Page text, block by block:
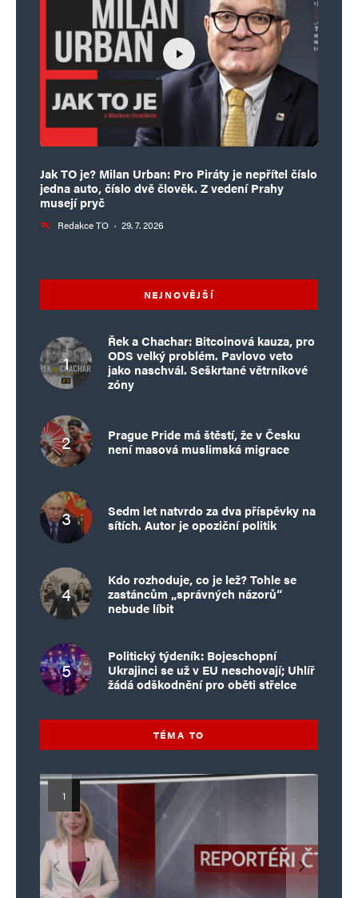
Jak TO je? Milan Urban: Pro Piráty je nepřítel číslo
jedna auto, číslo dvě člověk. Z vedení Prahy
musejí pryč
Redakce TO · 29. 7. 2026
NEJNOVĚJŠÍ
Řek a Chachar: Bitcoinová kauza, pro
ODS velký problém. Pavlovo veto
jako naschvál. Seškrtané větrníkové
zóny
Prague Pride má štěstí, že v Česku
není masová muslimská migrace
Sedm let natvrdo za dva příspěvky na
sítích. Autor je opoziční politik
Kdo rozhoduje, co je lež? Tohle se
zastáncům „správných názorů“
nebude líbit
Politický týdeník: Bojeschopní
Ukrajinci se už v EU neschovají; Uhlíř
žádá odškodnění pro oběti střelce
TÉMA TO
Islamistický teror v EU, 6. díl:
Brutální poprava 85letého
katolického kněze Jacquese
Islamistický teror v EU, 5. díl:
Krvavé oslavy pádu Bastily
Mýty o Václavu Klausovi:
Pivo, jazz, hádky, loajalita
i humor. Jakl boří legendy
Vymíráme a politici lžou:
porodnost nezachrání
dotace, byty ani zkrácené
Pim Fortuyn: Muž, který se